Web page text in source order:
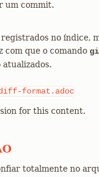
um commit.
no índice,
com que o comando
format.adoc
for this content.
totalmente no